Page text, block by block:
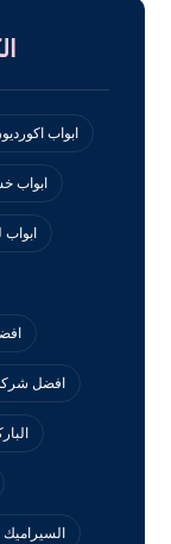
ابواب
ابواب
افضل
السيراميك